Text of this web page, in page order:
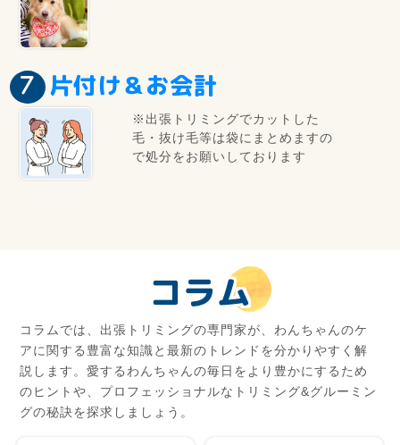
片付け＆お会計
※出張トリミングでカットした
毛・抜け毛等は袋にまとめますの
で処分をお願いしております
コラム
コラムでは、出張トリミングの専門家が、わんちゃんのケ
アに関する豊富な知識と最新のトレンドを分かりやすく解
説します。愛するわんちゃんの毎日をより豊かにするため
のヒントや、プロフェッショナルなトリミング&グルーミン
グの秘訣を探求しましょう。